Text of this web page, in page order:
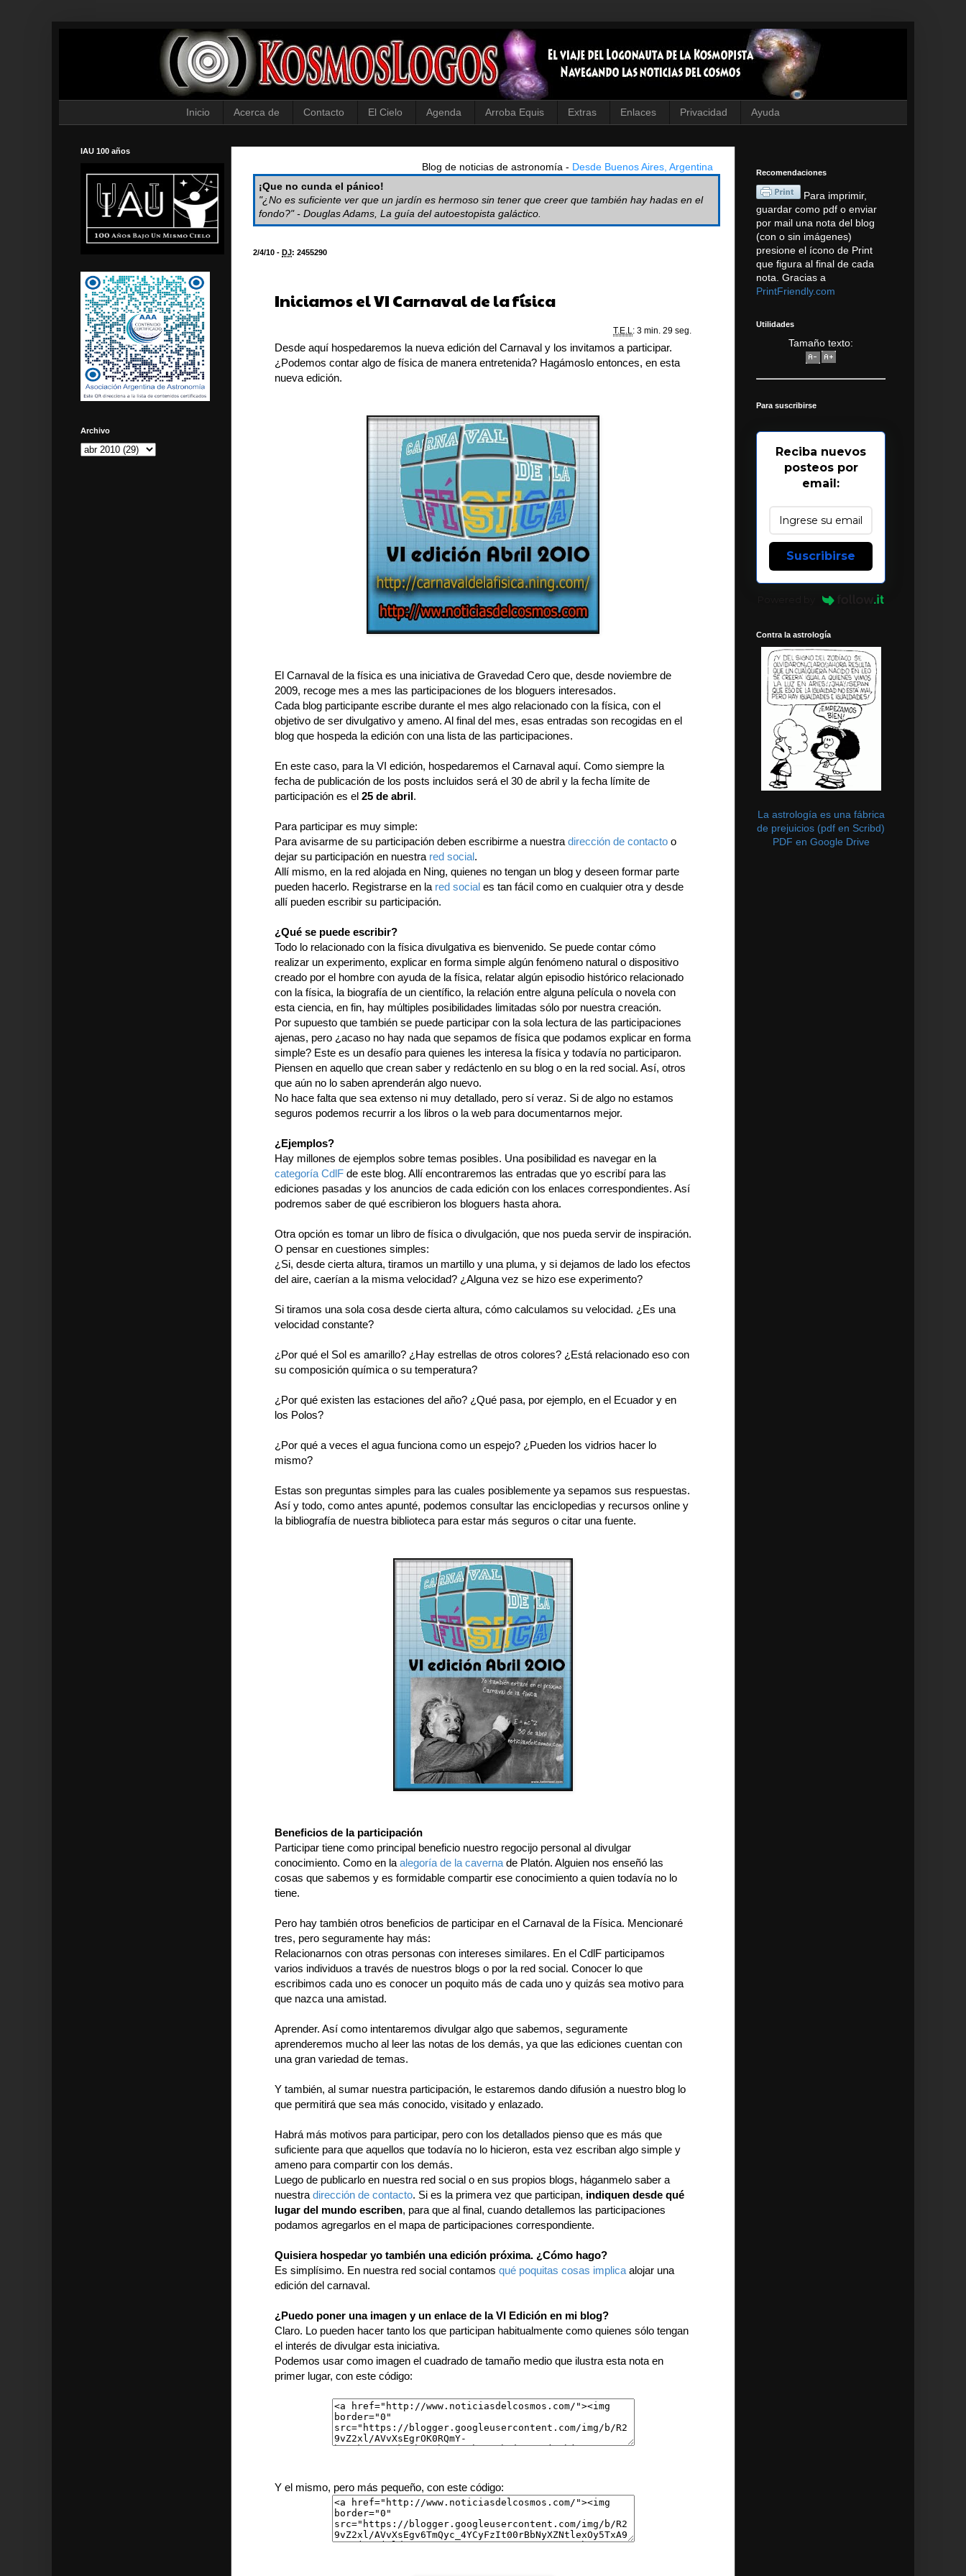
Inicio Acerca de Contacto El Cielo Agenda Arroba Equis Extras Enlaces Privacidad Ayuda
Blog de noticias de astronomía - Desde Buenos Aires, Argentina
¡Que no cunda el pánico!
"¿No es suficiente ver que un jardín es hermoso sin tener que creer que también hay hadas en el
fondo?" - Douglas Adams, La guía del autoestopista galáctico.
2/4/10 - DJ: 2455290
Iniciamos el VI Carnaval de la física
T.E.L: 3 min. 29 seg.
Desde aquí hospedaremos la nueva edición del Carnaval y los invitamos a participar.
¿Podemos contar algo de física de manera entretenida? Hagámoslo entonces, en esta
nueva edición.
El Carnaval de la física es una iniciativa de Gravedad Cero que, desde noviembre de
2009, recoge mes a mes las participaciones de los bloguers interesados.
Cada blog participante escribe durante el mes algo relacionado con la física, con el
objetivo de ser divulgativo y ameno. Al final del mes, esas entradas son recogidas en el
blog que hospeda la edición con una lista de las participaciones.
En este caso, para la VI edición, hospedaremos el Carnaval aquí. Como siempre la
fecha de publicación de los posts incluidos será el 30 de abril y la fecha límite de
participación es el 25 de abril.
Para participar es muy simple:
Para avisarme de su participación deben escribirme a nuestra dirección de contacto o
dejar su participación en nuestra red social.
Allí mismo, en la red alojada en Ning, quienes no tengan un blog y deseen formar parte
pueden hacerlo. Registrarse en la red social es tan fácil como en cualquier otra y desde
allí pueden escribir su participación.
¿Qué se puede escribir?
Todo lo relacionado con la física divulgativa es bienvenido. Se puede contar cómo
realizar un experimento, explicar en forma simple algún fenómeno natural o dispositivo
creado por el hombre con ayuda de la física, relatar algún episodio histórico relacionado
con la física, la biografía de un científico, la relación entre alguna película o novela con
esta ciencia, en fin, hay múltiples posibilidades limitadas sólo por nuestra creación.
Por supuesto que también se puede participar con la sola lectura de las participaciones
ajenas, pero ¿acaso no hay nada que sepamos de física que podamos explicar en forma
simple? Este es un desafío para quienes les interesa la física y todavía no participaron.
Piensen en aquello que crean saber y redáctenlo en su blog o en la red social. Así, otros
que aún no lo saben aprenderán algo nuevo.
No hace falta que sea extenso ni muy detallado, pero sí veraz. Si de algo no estamos
seguros podemos recurrir a los libros o la web para documentarnos mejor.
¿Ejemplos?
Hay millones de ejemplos sobre temas posibles. Una posibilidad es navegar en la
categoría CdlF de este blog. Allí encontraremos las entradas que yo escribí para las
ediciones pasadas y los anuncios de cada edición con los enlaces correspondientes. Así
podremos saber de qué escribieron los bloguers hasta ahora.
Otra opción es tomar un libro de física o divulgación, que nos pueda servir de inspiración.
O pensar en cuestiones simples:
¿Si, desde cierta altura, tiramos un martillo y una pluma, y si dejamos de lado los efectos
del aire, caerían a la misma velocidad? ¿Alguna vez se hizo ese experimento?
Si tiramos una sola cosa desde cierta altura, cómo calculamos su velocidad. ¿Es una
velocidad constante?
¿Por qué el Sol es amarillo? ¿Hay estrellas de otros colores? ¿Está relacionado eso con
su composición química o su temperatura?
¿Por qué existen las estaciones del año? ¿Qué pasa, por ejemplo, en el Ecuador y en
los Polos?
¿Por qué a veces el agua funciona como un espejo? ¿Pueden los vidrios hacer lo
mismo?
Estas son preguntas simples para las cuales posiblemente ya sepamos sus respuestas.
Así y todo, como antes apunté, podemos consultar las enciclopedias y recursos online y
la bibliografía de nuestra biblioteca para estar más seguros o citar una fuente.
Beneficios de la participación
Participar tiene como principal beneficio nuestro regocijo personal al divulgar
conocimiento. Como en la alegoría de la caverna de Platón. Alguien nos enseñó las
cosas que sabemos y es formidable compartir ese conocimiento a quien todavía no lo
tiene.
Pero hay también otros beneficios de participar en el Carnaval de la Física. Mencionaré
tres, pero seguramente hay más:
Relacionarnos con otras personas con intereses similares. En el CdlF participamos
varios individuos a través de nuestros blogs o por la red social. Conocer lo que
escribimos cada uno es conocer un poquito más de cada uno y quizás sea motivo para
que nazca una amistad.
Aprender. Así como intentaremos divulgar algo que sabemos, seguramente
aprenderemos mucho al leer las notas de los demás, ya que las ediciones cuentan con
una gran variedad de temas.
Y también, al sumar nuestra participación, le estaremos dando difusión a nuestro blog lo
que permitirá que sea más conocido, visitado y enlazado.
Habrá más motivos para participar, pero con los detallados pienso que es más que
suficiente para que aquellos que todavía no lo hicieron, esta vez escriban algo simple y
ameno para compartir con los demás.
Luego de publicarlo en nuestra red social o en sus propios blogs, háganmelo saber a
nuestra dirección de contacto. Si es la primera vez que participan, indiquen desde qué
lugar del mundo escriben, para que al final, cuando detallemos las participaciones
podamos agregarlos en el mapa de participaciones correspondiente.
Quisiera hospedar yo también una edición próxima. ¿Cómo hago?
Es simplísimo. En nuestra red social contamos qué poquitas cosas implica alojar una
edición del carnaval.
¿Puedo poner una imagen y un enlace de la VI Edición en mi blog?
Claro. Lo pueden hacer tanto los que participan habitualmente como quienes sólo tengan
el interés de divulgar esta iniciativa.
Podemos usar como imagen el cuadrado de tamaño medio que ilustra esta nota en
primer lugar, con este código:
Y el mismo, pero más pequeño, con este código:
IAU 100 años
Archivo
Recomendaciones
Para imprimir,
guardar como pdf o enviar
por mail una nota del blog
(con o sin imágenes)
presione el ícono de Print
que figura al final de cada
nota. Gracias a
PrintFriendly.com
Utilidades
Tamaño texto:
Para suscribirse
Reciba nuevos
posteos por
email:
Suscribirse
Contra la astrología
La astrología es una fábrica
de prejuicios (pdf en Scribd)
PDF en Google Drive